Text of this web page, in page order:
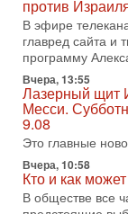
последних
В эфире ITON-
политолог, в
Азербайджана
Александр
3-08-2026, 11:09
Выборы в
спецотдел
В этом выпуске
тем израильской
Служба общей
против
В эфире
главред сайта и
программу
Вчера, 13:55
Лазерный щит
Месси.
9.08
Это главные
Вчера, 10:58
Кто и как
В обществе все